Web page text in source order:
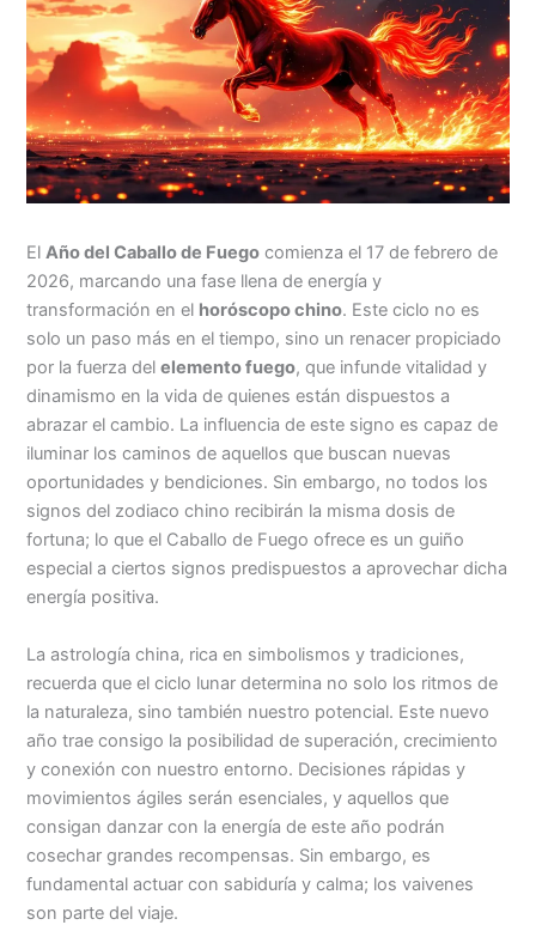
ElAño del Caballo de Fuego comienza el 17 de febrero de
2026, marcando una fase llena de energía y
transformación en el horóscopo chino. Este ciclo no es
solo un paso más en el tiempo, sino un renacer propiciado
por la fuerza delelemento fuego, que infunde vitalidad y
dinamismo en la vida de quienes están dispuestos a
abrazar el cambio. La influencia de este signo es capaz de
iluminar los caminos de aquellos que buscan nuevas
oportunidades y bendiciones. Sin embargo, no todos los
signos del zodiaco chino recibirán la misma dosis de
fortuna; lo que el Caballo de Fuego ofrece es un guiño
especial a ciertos signos predispuestos a aprovechar dicha
energía positiva.
La astrología china, rica en simbolismos y tradiciones,
recuerda que el ciclo lunar determina no solo los ritmos de
la naturaleza, sino también nuestro potencial. Este nuevo
año trae consigo la posibilidad de superación, crecimiento
y conexión con nuestro entorno. Decisiones rápidas y
movimientos ágiles serán esenciales, y aquellos que
consigan danzar con la energía de este año podrán
cosechar grandes recompensas. Sin embargo, es
fundamental actuar con sabiduría y calma; los vaivenes
son parte del viaje.